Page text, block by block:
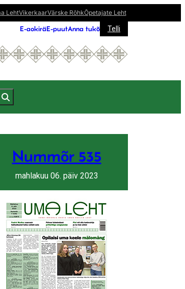
LehtVikerkaarVärske RõhkÕpetajate Leht
E-aokiräE-puutAnna tukõ Telli
Nummõr 535
mahlakuu 06. päiv 2023